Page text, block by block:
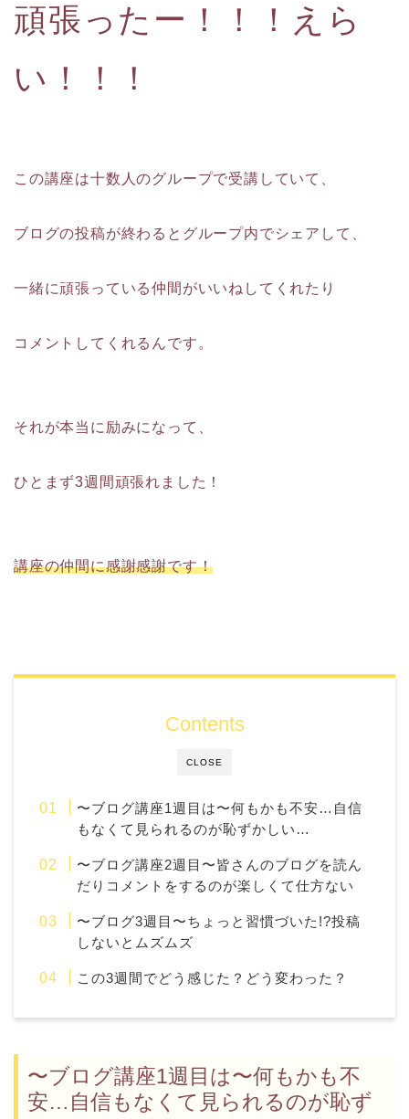
頑張ったー！！！えら
い！！！
この講座は十数人のグループで受講していて、
ブログの投稿が終わるとグループ内でシェアして、
一緒に頑張っている仲間がいいねしてくれたり
コメントしてくれるんです。
それが本当に励みになって、
ひとまず3週間頑張れました！
講座の仲間に感謝感謝です！
CLOSE
Contents
〜ブログ講座1週目は〜何もかも不安…自信
もなくて見られるのが恥ずかしい…
〜ブログ講座2週目〜皆さんのブログを読ん
だりコメントをするのが楽しくて仕方ない
〜ブログ3週目〜ちょっと習慣づいた!?投稿
しないとムズムズ
この3週間でどう感じた？どう変わった？
〜ブログ講座1週目は〜何もかも不
安…自信もなくて見られるのが恥ず